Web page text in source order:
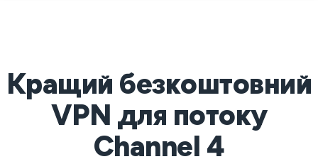
Кращий безкоштовний
VPN для потоку
Channel 4